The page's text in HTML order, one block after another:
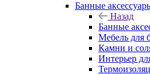
Банные
Назад
Банные
Мебель для
Камни и
Интерьер